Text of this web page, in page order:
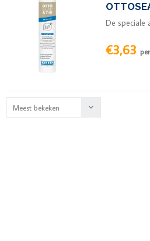
De speciale
€3,63
Meest bekeken